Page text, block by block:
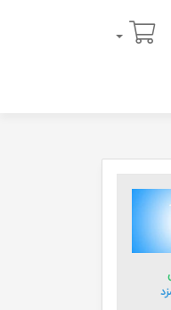
سبد خرید